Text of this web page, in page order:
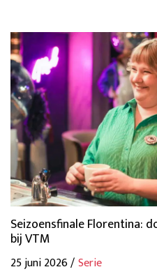
Seizoensfinale Florentina:
bij VTM
25 juni 2026 /Serie